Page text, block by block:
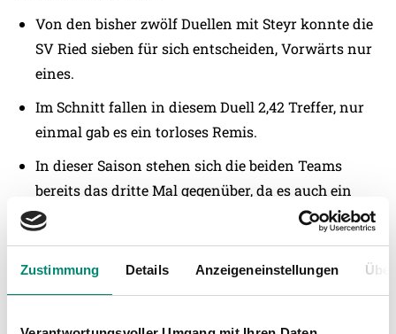
Zustimmung Details Anzeigeneinstellungen
Von den bisher zwölf Duellen mit Steyr konnte die
SV Ried sieben für sich entscheiden, Vorwärts nur
eines.
Im Schnitt fallen in diesem Duell 2,42 Treffer, nur
einmal gab es ein torloses Remis.
In dieser Saison stehen sich die beiden Teams
bereits das dritte Mal gegenüber, da es auch ein
ÖFB-Cup-Match gab.
Beide Teams sind in etwa gleich alt. Die SV Ried
hat einen Altersschnitt von 24,8 Jahren, Vorwärts
von 24,9 Jahren.